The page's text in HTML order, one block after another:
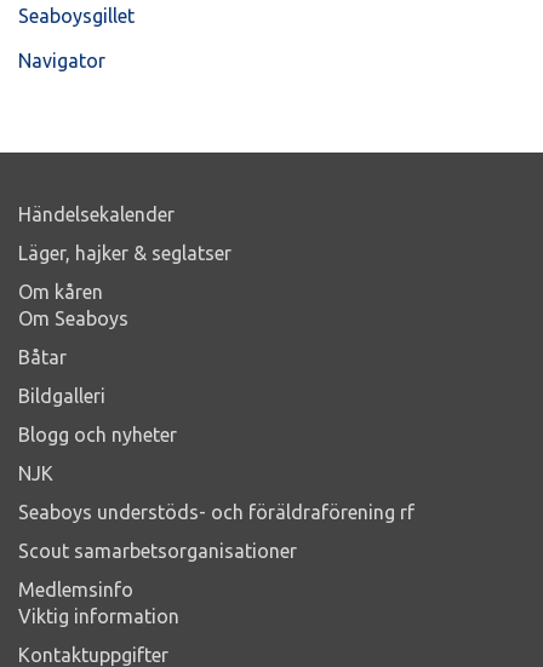
Seaboysgillet
Navigator
Händelsekalender
Läger, hajker & seglatser
Om kåren
Om Seaboys
Båtar
Bildgalleri
Blogg och nyheter
NJK
Seaboys understöds- och föräldraförening rf
Scout samarbetsorganisationer
Medlemsinfo
Viktig information
Kontaktuppgifter